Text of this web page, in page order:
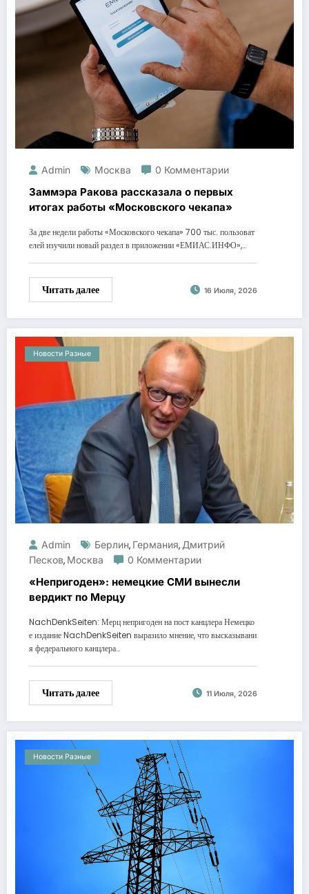
Admin Москва 0 Комментарии
Заммэра Ракова рассказала о первых
итогах работы «Московского чекапа»
За две недели работы «Московского чекапа» 700 тыс. пользоват
елей изучили новый раздел в приложении «ЕМИАС.ИНФО»,…
Читать далее 16 Июля, 2026
Новости Разные
Admin Берлин, Германия,Дмитрий
Песков, Москва 0 Комментарии
«Непригоден»: немецкие СМИ вынесли
вердикт по Мерцу
NachDenkSeiten: Мерц непригоден на пост канцлера Немецко
е издание NachDenkSeiten выразило мнение, что высказывани
я федерального канцлера…
Читать далее 11 Июля, 2026
Новости Разные